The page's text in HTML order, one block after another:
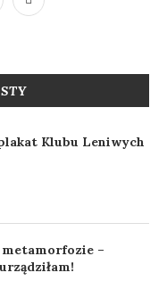
Klubu Leniwych
–